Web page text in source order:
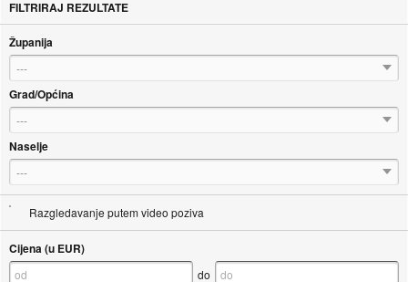
FILTRIRAJ REZULTATE
Županija
---
Grad/Općina
---
Naselje
---
Razgledavanje putem video poziva
Cijena (u EUR)
do